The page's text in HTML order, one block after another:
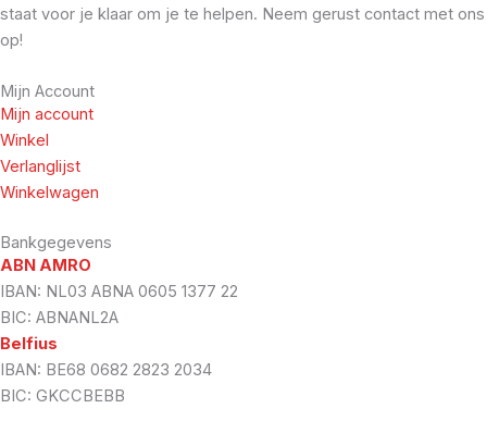
staat voor je klaar om je te helpen. Neem gerust contact met ons
op!
Mijn Account
Mijn account
Winkel
Verlanglijst
Winkelwagen
Bankgegevens
ABN AMRO
IBAN: NL03 ABNA 0605 1377 22
BIC: ABNANL2A
Belfius
IBAN: BE68 0682 2823 2034
BIC: GKCCBEBB